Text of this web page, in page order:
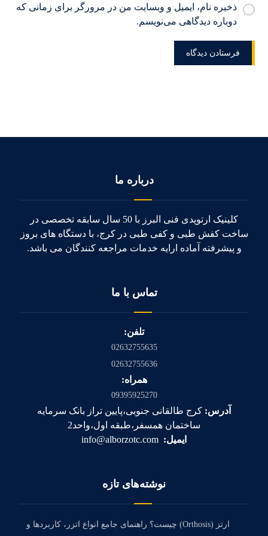
ذخیره نام، ایمیل و وبسایت من در مرورگر برای زمانی که
دوباره دیدگاهی می‌نویسم.
درباره ما
کلینیک ارتوپدی فنی البرز با 50 سال سابقه تخصصی در
ساخت کفش طبی و کفی طبی در کرج، با دستگاه های بروز
و پیشرفته آماده ارایه خدمات مراجعه کنندگان می باشد.
تماس با ما
تلفن:
02632755635
02632755636
همراه:
09395925270
آدرس: کرج طالقانی جنوبی،پایین تراز بانک سرمایه
ساختمان همسفر،طبقه اول،واحد2
ایمیل:
نوشته‌های تازه
ارتز (Orthosis) چیست؟ راهنمای جامع انواع اتزر، کاربردها و